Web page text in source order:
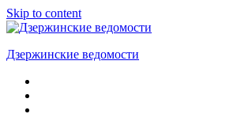
Skip to content
Дзержинские ведомости
ОБЩЕСТВЕННО-
ПОЛИТИЧЕСКАЯ